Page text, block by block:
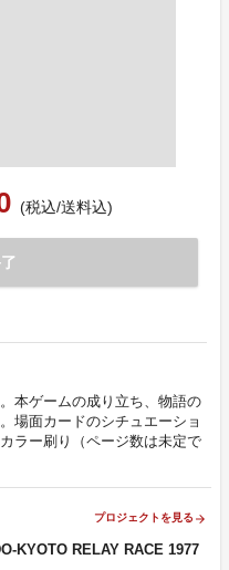
(税込/送料込)
本ゲームの成り立ち、物語の
場面カードのシチュエーショ
ラー刷り（ページ数は未定で
プロジェクトを見る arrow_forward
KYOTO RELAY RACE 1977